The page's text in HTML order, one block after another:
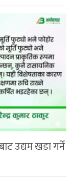
उद्यम खडा गर्ने